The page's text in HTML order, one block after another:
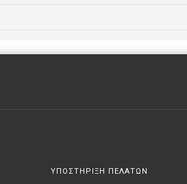
ΥΠΟΣΤΗΡΙΞΗ ΠΕΛΑΤΩΝ